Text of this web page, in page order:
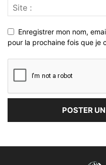
Enregistrer mon nom,
pour la prochaine fois que je